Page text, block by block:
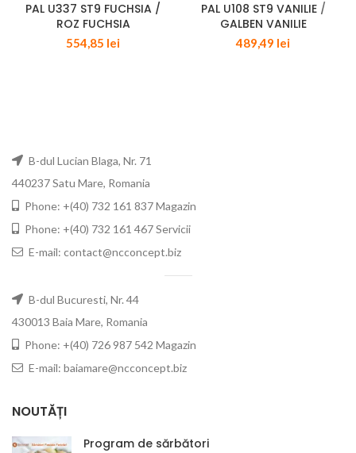
PAL U337 ST9 FUCHSIA /
ROZ FUCHSIA
554,85 lei
PAL U108 ST9 VANILIE /
GALBEN VANILIE
489,49 lei
B-dul Lucian Blaga, Nr. 71
440237 Satu Mare, Romania
Phone: +(40) 732 161 837 Magazin
Phone: +(40) 732 161 467 Servicii
E-mail: contact@ncconcept.biz
B-dul Bucuresti, Nr. 44
430013 Baia Mare, Romania
Phone: +(40) 726 987 542 Magazin
E-mail: baiamare@ncconcept.biz
NOUTĂȚI
Program de sărbători